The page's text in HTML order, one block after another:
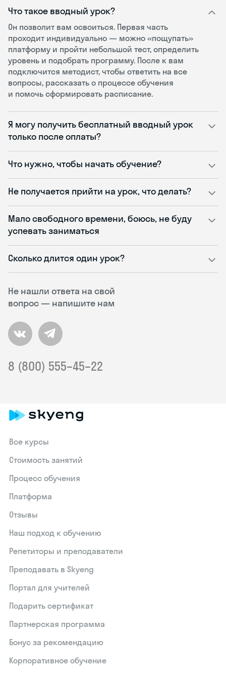
Не нашли ответа на свой
вопрос — напишите нам
8 (800) 555–45–22
Что такое вводный урок?
Он позволит вам освоиться. Первая часть
проходит индивидуально — можно «пощупать»
платформу и пройти небольшой тест, определить
уровень и подобрать программу. После к вам
подключится методист, чтобы ответить на все
вопросы, рассказать о процессе обучения
и помочь сформировать расписание.
Я могу получить бесплатный вводный урок
только после оплаты?
Что нужно, чтобы начать обучение?
Не получается прийти на урок, что делать?
Мало свободного времени, боюсь, не буду
успевать заниматься
Сколько длится один урок?
Все курсы
Стоимость занятий
Процесс обучения
Платформа
Отзывы
Наш подход к обучению
Репетиторы и преподаватели
Преподавать в Skyeng
Портал для учителей
Подарить сертификат
Партнерская программа
Бонус за рекомендацию
Корпоративное обучение